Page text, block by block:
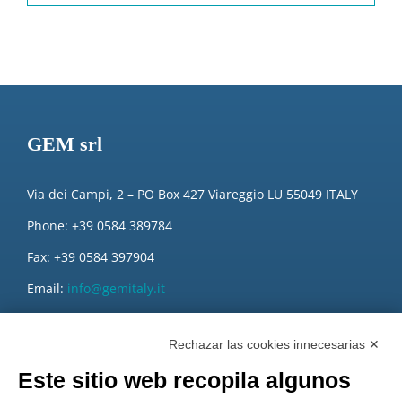
GEM srl
Via dei Campi, 2 – PO Box 427 Viareggio LU 55049 ITALY
Phone: +39 0584 389784
Fax: +39 0584 397904
Email: info@gemitaly.it
Rechazar las cookies innecesarias ✕
Este sitio web recopila algunos